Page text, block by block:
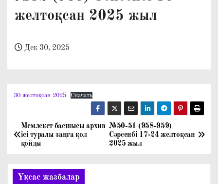
желтоқсан 2025 жыл
Дек 30, 2025
30 желтоқсан 2025 Скачать
Н
в
№50-51 (958-959)
Сәрсенбі 17-24 желтоқсан
2025 жыл
Мемлекет басшысы архив
ісі туралы заңға қол
қойды
Ұқсас жазбалар